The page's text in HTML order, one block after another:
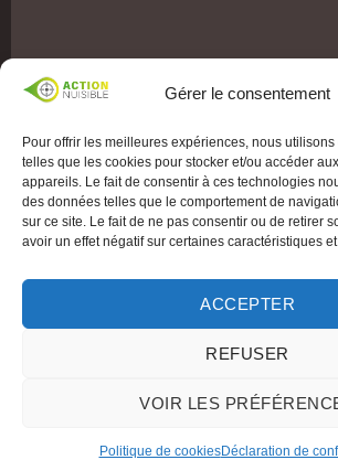
Gérer le consentement
Pour offrir les meilleures expériences, nous
telles que les cookies pour stocker et/ou accéder
appareils. Le fait de consentir à ces technologies
des données telles que le comportement de
sur ce site. Le fait de ne pas consentir ou de retirer
avoir un effet négatif sur certaines caractéristiques
ACCEPTER
REFUSER
VOIR LES
Politique de cookiesDéclaration de